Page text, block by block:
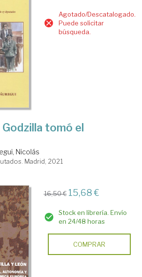
Agotado/Descatalogado.
Puede solicitar
búsqueda.
Godzilla tomó el
Nicolás
Madrid, 2021
16,50 € 15,68 €
Stock en librería. Envío
en 24/48 horas
COMPRAR